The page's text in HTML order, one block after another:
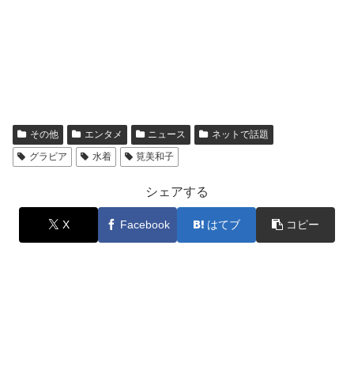
その他 エンタメ ニュース
ネットで話題
グラビア
水着 筧美和子
シェアする
X Facebook はてブ コピー